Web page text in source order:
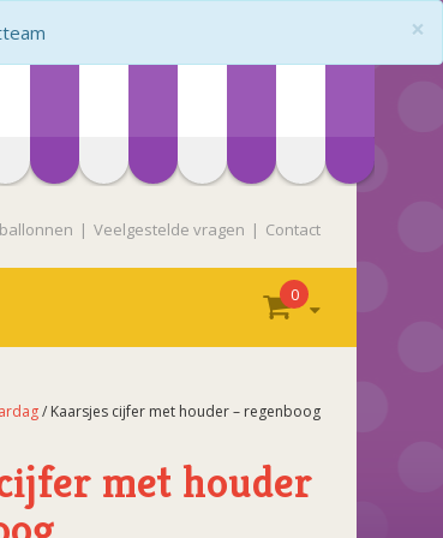
×
Veelgestelde vragen Contact
0
/ Kaarsjes cijfer met houder – regenboog
met houder